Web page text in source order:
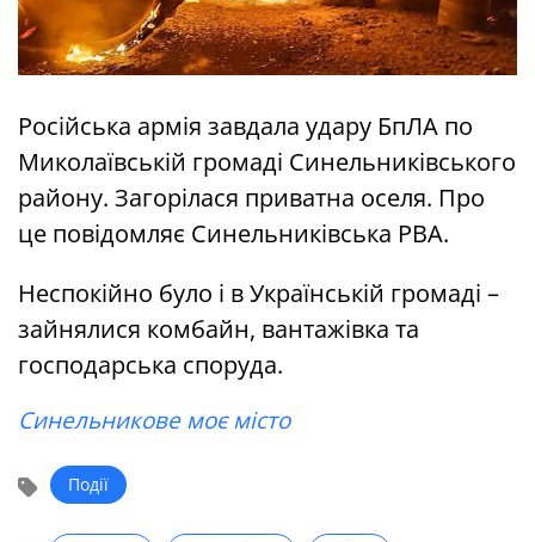
Російська армія завдала удару БпЛА по
Миколаївській громаді Синельниківського
району. Загорілася приватна оселя. Про
це повідомляє Синельниківська РВА.
Неспокійно було і в Українській громаді –
зайнялися комбайн, вантажівка та
господарська споруда.
Синельникове моє місто
Події